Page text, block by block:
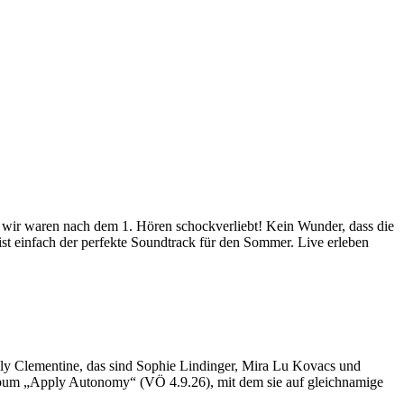
waren nach dem 1. Hören schockverliebt! Kein Wunder, dass die
einfach der perfekte Soundtrack für den Sommer. Live erleben
Clementine, das sind Sophie Lindinger, Mira Lu Kovacs und
„Apply Autonomy“ (VÖ 4.9.26), mit dem sie auf gleichnamige